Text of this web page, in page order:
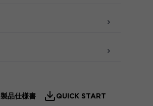
製品仕様書 QUICK START